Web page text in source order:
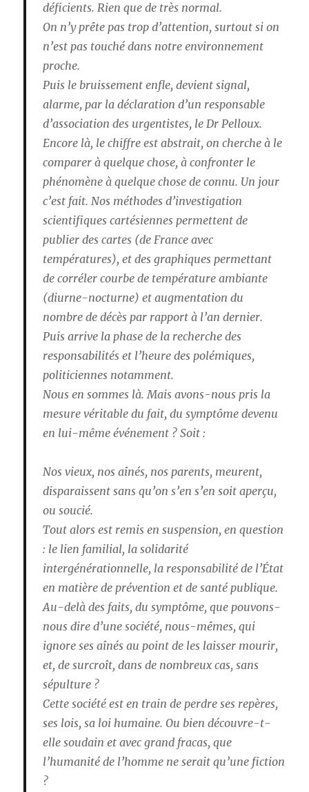
déficients. Rien que de très normal.
On n’y prête pas trop d’attention, surtout si on
n’est pas touché dans notre environnement
proche.
Puis le bruissement enfle, devient signal,
alarme, par la déclaration d’un responsable
d’association des urgentistes, le Dr Pelloux.
Encore là, le chiffre est abstrait, on cherche à le
comparer à quelque chose, à confronter le
phénomène à quelque chose de connu. Un jour
c’est fait. Nos méthodes d’investigation
scientifiques cartésiennes permettent de
publier des cartes (de France avec
températures), et des graphiques permettant
de corréler courbe de température ambiante
(diurne-nocturne) et augmentation du
nombre de décès par rapport à l’an dernier.
Puis arrive la phase de la recherche des
responsabilités et l’heure des polémiques,
politiciennes notamment.
Nous en sommes là. Mais avons-nous pris la
mesure véritable du fait, du symptôme devenu
en lui-même événement ? Soit :
Nos vieux, nos aînés, nos parents, meurent,
disparaissent sans qu’on s’en s’en soit aperçu,
ou soucié.
Tout alors est remis en suspension, en question
: le lien familial, la solidarité
intergénérationnelle, la responsabilité de l’État
en matière de prévention et de santé publique.
Au-delà des faits, du symptôme, que pouvons-
nous dire d’une société, nous-mêmes, qui
ignore ses aînés au point de les laisser mourir,
et, de surcroît, dans de nombreux cas, sans
sépulture ?
Cette société est en train de perdre ses repères,
ses lois, sa loi humaine. Ou bien découvre-t-
elle soudain et avec grand fracas, que
l’humanité de l’homme ne serait qu’une fiction
?